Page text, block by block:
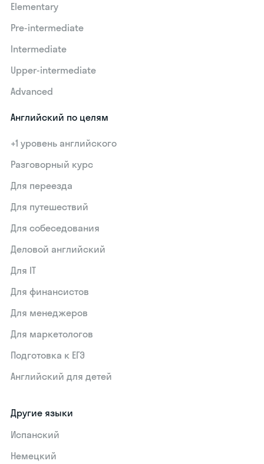
Elementary
Pre-intermediate
Intermediate
Upper-intermediate
Advanced
Английский по целям
+1 уровень английского
Разговорный курс
Для переезда
Для путешествий
Для собеседования
Деловой английский
Для IT
Для финансистов
Для менеджеров
Для маркетологов
Подготовка к ЕГЭ
Английский для детей
Другие языки
Испанский
Немецкий